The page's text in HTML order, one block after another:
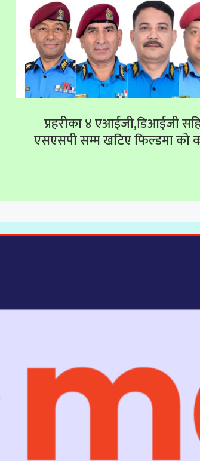
प्रहरीका ४ एआईजी,डिआईजी
एसएसपी सम्म खटिए फिल्डमा को